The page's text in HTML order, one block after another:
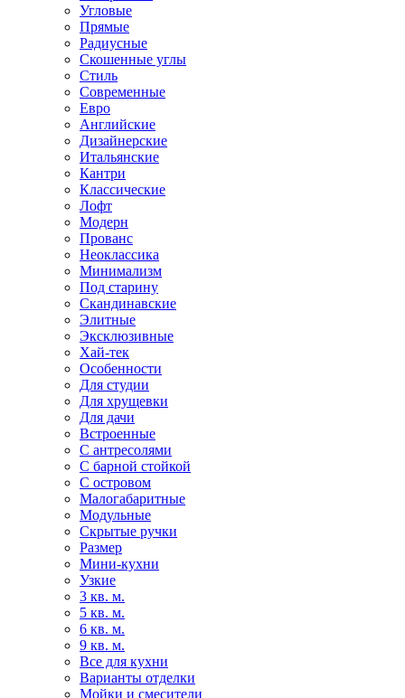
Угловые
Прямые
Радиусные
Скошенные углы
Стиль
Современные
Евро
Английские
Дизайнерские
Итальянские
Кантри
Классические
Лофт
Модерн
Прованс
Неоклассика
Минимализм
Под старину
Скандинавские
Элитные
Эксклюзивные
Хай-тек
Особенности
Для студии
Для хрущевки
Для дачи
Встроенные
С антресолями
С барной стойкой
С островом
Малогабаритные
Модульные
Скрытые ручки
Размер
Мини-кухни
Узкие
3 кв. м.
5 кв. м.
6 кв. м.
9 кв. м.
Все для кухни
Варианты отделки
Мойки и смесители